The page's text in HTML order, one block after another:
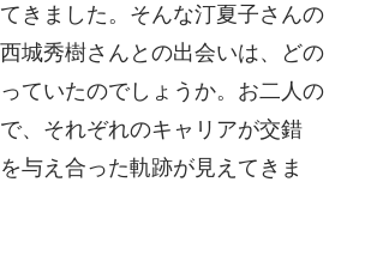
きました。そんな汀夏子さんの
城秀樹さんとの出会いは、どの
ていたのでしょうか。お二人の
、それぞれのキャリアが交錯
与え合った軌跡が見えてきま